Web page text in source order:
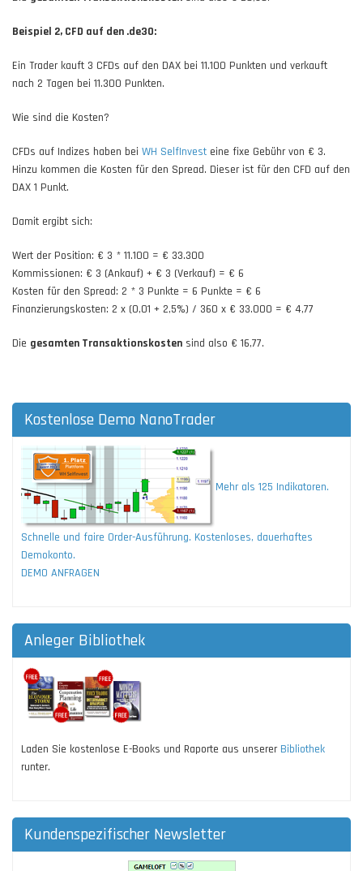
Beispiel 2, CFD auf den .de30:
Ein Trader kauft 3 CFDs auf den DAX bei 11.100 Punkten und verkauft
nach 2 Tagen bei 11.300 Punkten.
Wie sind die Kosten?
CFDs auf Indizes haben bei WH SelfInvest eine fixe Gebühr von € 3.
Hinzu kommen die Kosten für den Spread. Dieser ist für den CFD auf den
DAX 1 Punkt.
Damit ergibt sich:
Wert der Position: € 3 * 11.100 = € 33.300
Kommissionen: € 3 (Ankauf) + € 3 (Verkauf) = € 6
Kosten für den Spread: 2 * 3 Punkte = 6 Punkte = € 6
Finanzierungskosten: 2 x (0,01 + 2,5%) / 360 x € 33.000 = € 4,77
Die gesamten Transaktionskosten sind also € 16,77.
Kostenlose Demo NanoTrader
Mehr als 125 Indikatoren.
Schnelle und faire Order-Ausführung. Kostenloses, dauerhaftes
Demokonto.
DEMO ANFRAGEN
Anleger Bibliothek
Laden Sie kostenlose E-Books und Raporte aus unserer Bibliothek
runter.
Kundenspezifischer Newsletter